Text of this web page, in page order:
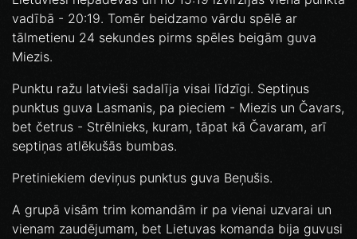
vadībā - 20:19. Tomēr beidzamo vārdu spēlē ar
tālmetienu 24 sekundes pirms spēles beigām guva
Miezis.
Punktu ražu latvieši sadalīja visai līdzīgi. Septiņus
punktus guva Lasmanis, pa pieciem - Miezis un Čavars,
bet četrus - Strēlnieks, kuram, tāpat kā Čavaram, arī
septiņas atlēkušās bumbas.
Pretiniekiem deviņus punktus guva Beņušis.
A grupā visām trim komandām ir pa vienai uzvarai un
vienam zaudējumam, bet Lietuvas komanda bija guvusi